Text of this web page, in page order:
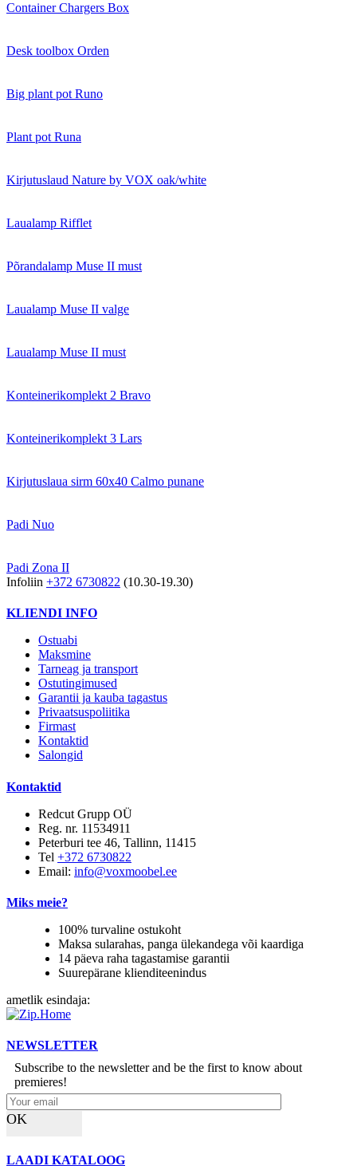
Container Chargers Box
Desk toolbox Orden
Big plant pot Runo
Plant pot Runa
Kirjutuslaud Nature by VOX oak/white
Laualamp Rifflet
Põrandalamp Muse II must
Laualamp Muse II valge
Laualamp Muse II must
Konteinerikomplekt 2 Bravo
Konteinerikomplekt 3 Lars
Kirjutuslaua sirm 60x40 Calmo punane
Padi Nuo
Padi Zona II
Infoliin +372 6730822 (10.30-19.30)
KLIENDI INFO
Ostuabi
Maksmine
Tarneag ja transport
Ostutingimused
Garantii ja kauba tagastus
Privaatsuspoliitika
Firmast
Kontaktid
Salongid
Kontaktid
Redcut Grupp OÜ
Reg. nr. 11534911
Peterburi tee 46, Tallinn, 11415
Tel +372 6730822
Email: info@voxmoobel.ee
Miks meie?
100% turvaline ostukoht
Maksa sularahas, panga ülekandega või kaardiga
14 päeva raha tagastamise garantii
Suurepärane klienditeenindus
ametlik esindaja:
NEWSLETTER
Subscribe to the newsletter and be the first to know about
premieres!
OK
LAADI KATALOOG